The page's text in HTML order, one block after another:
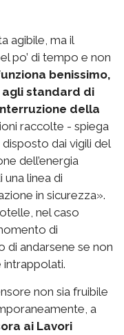
agibile, ma il
po’ di tempo e non
benissimo,
agli standard di
della
raccolte - spiega
dai vigili del
dell’energia
una linea di
in sicurezza».
nel caso
di
andarsene se non
intrappolati.
non sia fruibile
a
ai Lavori